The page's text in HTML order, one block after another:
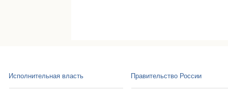
Исполнительная власть Правительство России